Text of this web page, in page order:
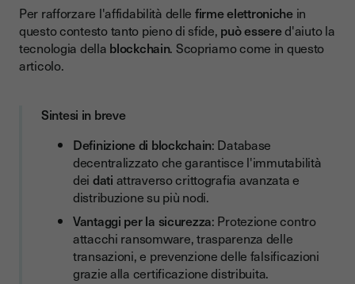
Offrendo trasparenza
Come funziona un processo di firma elettronica con
blockchain?
Blockchain e gestione documentale: vantaggi e applicazioni
Blockchain vs Sistema di firma tradizionale: confronto
La blockchain sarà il nuovo standard di certificazione?
La questione degli smart contract
Settori professionali che possono beneficiare della
blockchain
Buone pratiche per l'adozione di questa tecnologia
Per rafforzare l'affidabilità delle firme elettronichein
questo contesto tanto pieno di sfide, può essered'aiuto la
tecnologia della blockchain. Scopriamo come in questo
articolo.
Sintesi in breve
Definizione di blockchain: Database
decentralizzato che garantisce l'immutabilità
dei dati attraverso crittografia avanzata e
distribuzione su più nodi.
Vantaggi per la sicurezza: Protezione contro
attacchi ransomware, trasparenza delle
transazioni, e prevenzione delle falsificazioni
grazie alla certificazione distribuita.